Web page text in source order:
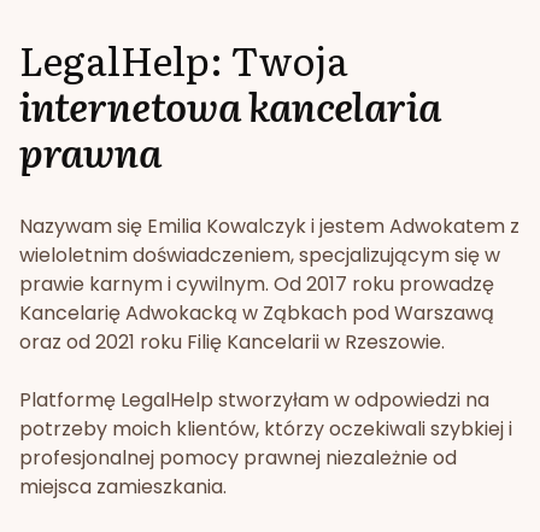
LegalHelp: Twoja
internetowa kancelaria
prawna
Nazywam się Emilia Kowalczyk i jestem Adwokatem z
wieloletnim doświadczeniem, specjalizującym się w
prawie karnym i cywilnym. Od 2017 roku prowadzę
Kancelarię Adwokacką w Ząbkach pod Warszawą
oraz od 2021 roku Filię Kancelarii w Rzeszowie.
Platformę LegalHelp stworzyłam w odpowiedzi na
potrzeby moich klientów, którzy oczekiwali szybkiej i
profesjonalnej pomocy prawnej niezależnie od
miejsca zamieszkania.